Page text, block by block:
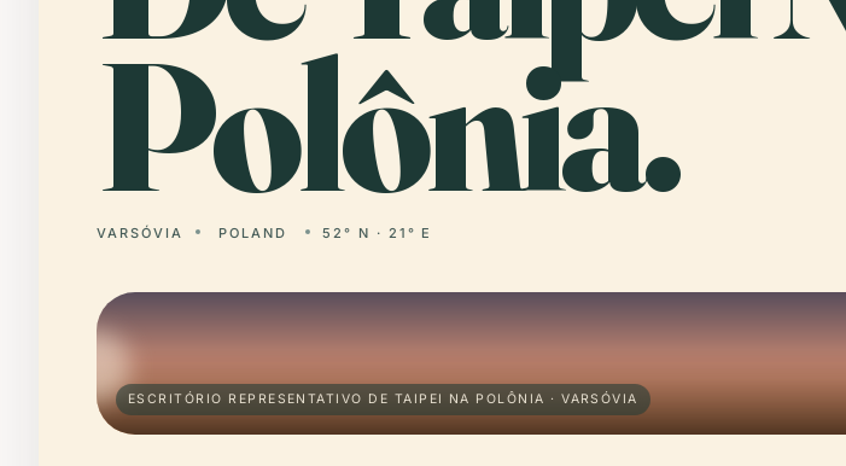
Polônia.
VARSÓVIA POLAND 52° N · 21° E
ESCRITÓRIO REPRESENTATIVO DE TAIPEI NA POLÔNIA · VARSÓVIA